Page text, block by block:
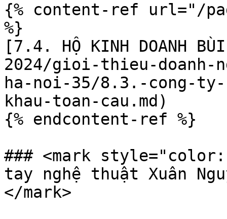
{% content-ref url="/
%}
[7.4. HỘ KINH DOANH
2024/gioi-thieu-doanh-
ha-noi-35/8.3.-cong-
khau-toan-cau.md)
{% endcontent-ref %}
### <mark
tay nghệ thuật Xuân
</mark>